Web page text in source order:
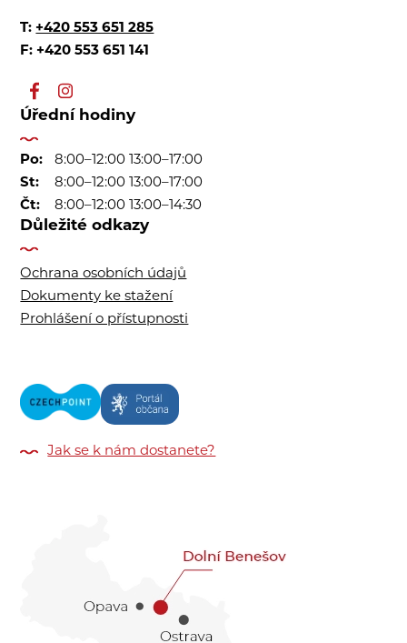
T: +420 553 651 285
F: +420 553 651 141
Úřední hodiny
Po:
8:00–12:00 13:00–17:00
St:
8:00–12:00 13:00–17:00
Čt:
8:00–12:00 13:00–14:30
Důležité odkazy
Ochrana osobních údajů
Dokumenty ke stažení
Prohlášení o přístupnosti
Jak se k nám dostanete?